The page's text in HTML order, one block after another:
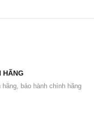
HÃNG
bảo hành chính hãng